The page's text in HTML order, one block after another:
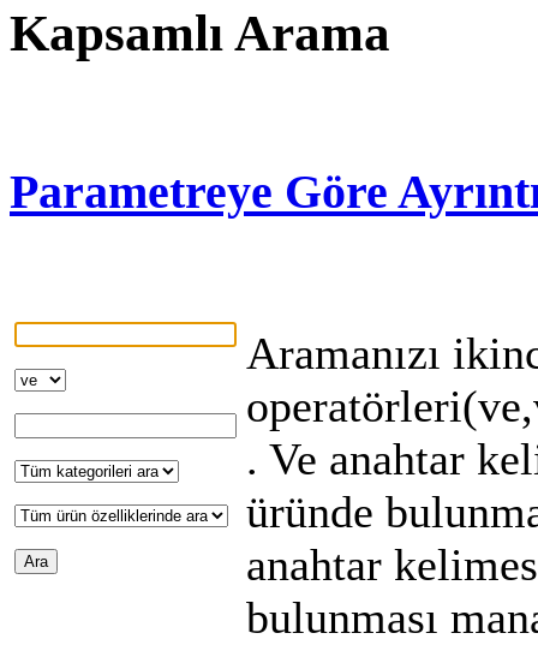
Kapsamlı Arama
Parametreye Göre
Aramanızı
. Ve anahtar
üründe
anahtar
bulunması